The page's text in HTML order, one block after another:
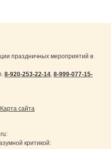
праздничных мероприятий в
8-920-253-22-14, 8-999-077-15-
Карта сайта
:
критикой: